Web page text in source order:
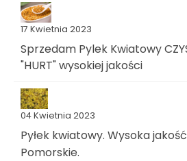
17 Kwietnia 2023
Sprzedam Pylek Kwiatowy
"HURT" wysokiej jakości
04 Kwietnia 2023
Pyłek kwiatowy. Wysoka
Pomorskie.